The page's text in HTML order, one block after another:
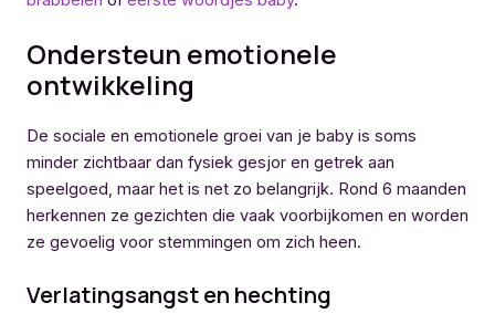
Ondersteun emotionele
ontwikkeling
De sociale en emotionele groei van je baby is soms
minder zichtbaar dan fysiek gesjor en getrek aan
speelgoed, maar het is net zo belangrijk. Rond 6 maanden
herkennen ze gezichten die vaak voorbijkomen en worden
ze gevoelig voor stemmingen om zich heen.
Verlatingsangst en hechting